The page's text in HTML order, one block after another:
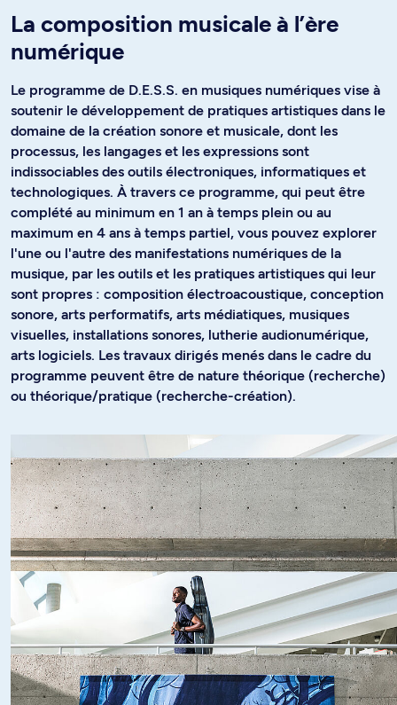
La composition musicale à l’ère
numérique
Le programme de D.E.S.S. en musiques numériques vise à
soutenir le développement de pratiques artistiques dans le
domaine de la création sonore et musicale, dont les
processus, les langages et les expressions sont
indissociables des outils électroniques, informatiques et
technologiques. À travers ce programme, qui peut être
complété au minimum en 1 an à temps plein ou au
maximum en 4 ans à temps partiel, vous pouvez explorer
l'une ou l'autre des manifestations numériques de la
musique, par les outils et les pratiques artistiques qui leur
sont propres : composition électroacoustique, conception
sonore, arts performatifs, arts médiatiques, musiques
visuelles, installations sonores, lutherie audionumérique,
arts logiciels. Les travaux dirigés menés dans le cadre du
programme peuvent être de nature théorique (recherche)
ou théorique/pratique (recherche-création).